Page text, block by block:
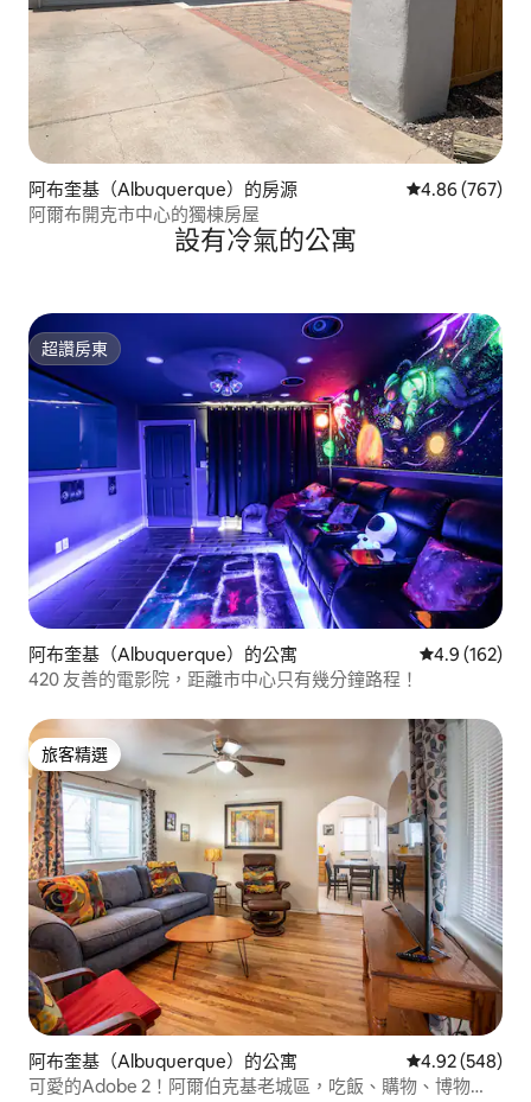
阿布奎基（Albuquerque）的房源 從 767 則評價
4.86 (767)
阿爾布開克市中心的獨棟房屋
設有冷氣的公寓
超讚房東
超讚房東
阿布奎基（Albuquerque）的公寓 從 162 則評
4.9 (162)
420 友善的電影院，距離市中心只有幾分鐘路程！
旅客精選
旅客精選
阿布奎基（Albuquerque）的公寓 從 548 則評價
4.92 (548)
可愛的Adobe 2！阿爾伯克基老城區，吃飯、購物、博物